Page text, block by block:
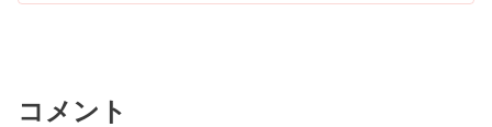
コメント